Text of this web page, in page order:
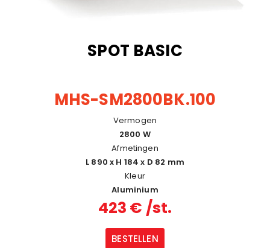
SPOT BASIC
MHS-SM2800BK.100
Vermogen
2800 W
Afmetingen
L 890 x H 184 x D 82 mm
Kleur
Aluminium
423 € /st.
BESTELLEN